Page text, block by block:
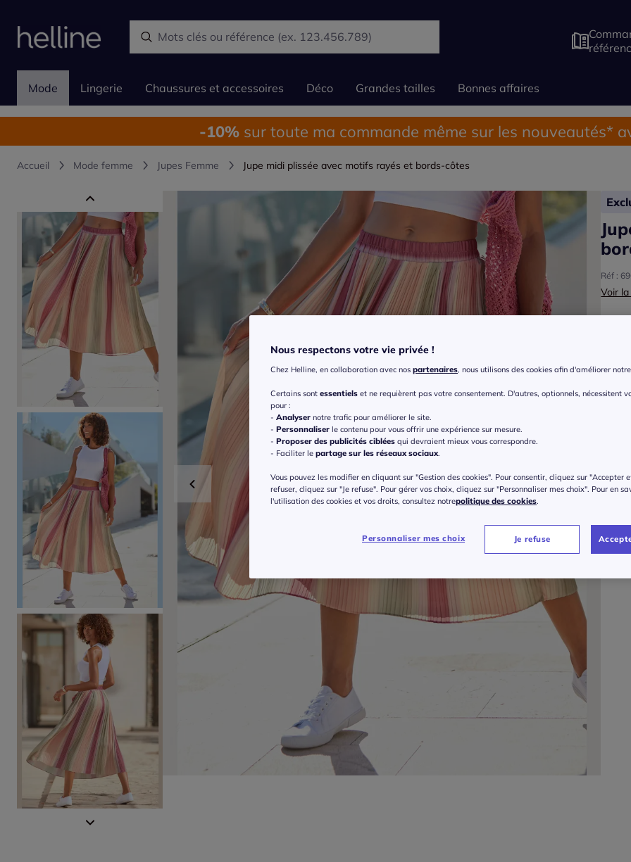
Mode Lingerie Chaussures et accessoires Déco Grandes tailles Bonnes affaires
-10% sur toute ma commande même sur les nouveautés*
Accueil Mode femme Jupes Femme Jupe midi plissée avec motifs rayés et bords-côtes
Réf :
Voir
38
42
60
Nous respectons votre vie privée !
Chez Helline, en collaboration avec nos partenaires, nous utilisons des cookies afin d'améliorer
Certains sont essentiels et ne requièrent pas votre consentement. D'autres, optionnels, nécessitent
pour :
- Analyser notre trafic pour améliorer le site.
- Personnaliser le contenu pour vous offrir une expérience sur mesure.
- Proposer des publicités ciblées qui devraient mieux vous correspondre.
- Faciliter le partage sur les réseaux sociaux.
Vous pouvez les modifier en cliquant sur "Gestion des cookies". Pour consentir, cliquez sur "Accepter
refuser, cliquez sur "Je refuse". Pour gérer vos choix, cliquez sur "Personnaliser mes choix". Pour en
l'utilisation des cookies et vos droits, consultez notrepolitique des cookies.
Personnaliser mes choix Je refuse